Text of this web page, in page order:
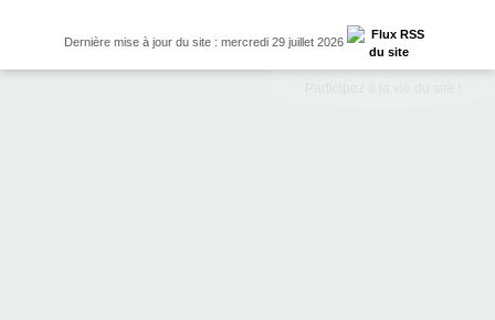
Dernière mise à jour du site : mercredi 29 juillet 2026